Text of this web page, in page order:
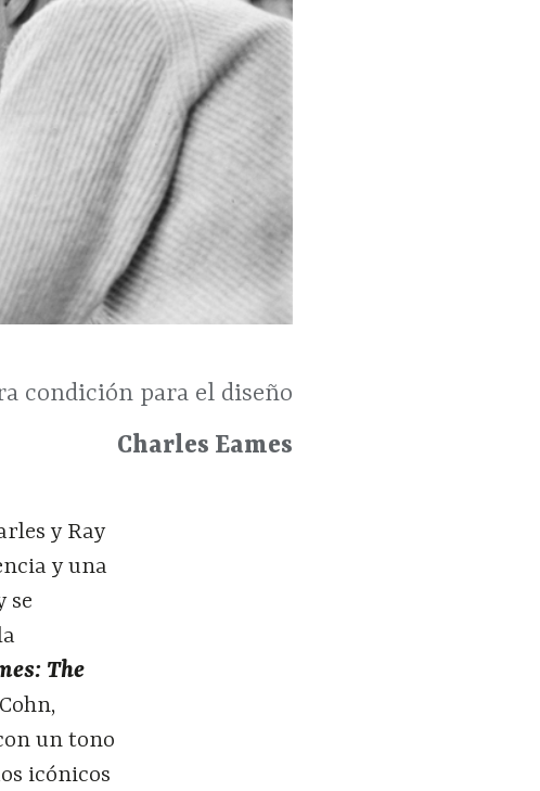
condición para el diseño
Charles Eames
y Ray
y una
se
The
un tono
icónicos